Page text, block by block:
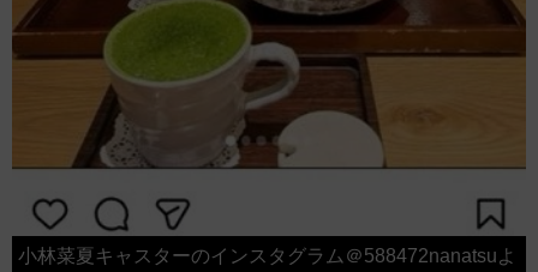
小林菜夏キャスターのインスタグラム＠588472nanatsuよ